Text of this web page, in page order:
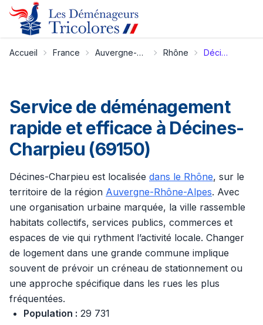
Accueil France Auvergne-Rhône-Alpes Rhône Décines-Charpieu
Service de déménagement
rapide et efficace à Décines-
Charpieu (69150)
Décines-Charpieu est localisée dans le Rhône, sur le
territoire de la région Auvergne-Rhône-Alpes. Avec
une organisation urbaine marquée, la ville rassemble
habitats collectifs, services publics, commerces et
espaces de vie qui rythment l’activité locale. Changer
de logement dans une grande commune implique
souvent de prévoir un créneau de stationnement ou
une approche spécifique dans les rues les plus
fréquentées.
Population : 29 731